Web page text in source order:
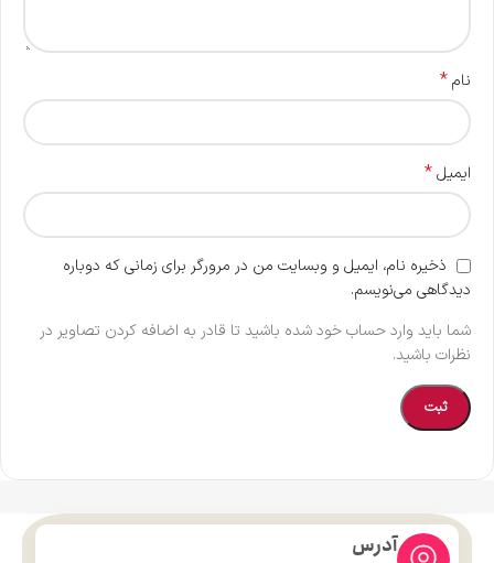
نام*
ایمیل*
ذخیره نام، ایمیل و وبسایت من در مرورگر برای زمانی که دوباره
دیدگاهی می‌نویسم.
شما باید وارد حساب خود شده باشید تا قادر به اضافه کردن تصاویر در
نظرات باشید.
آدرس